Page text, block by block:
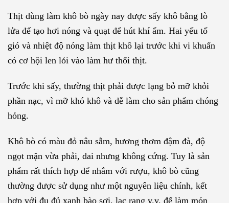
Thịt dùng làm khô bò ngày nay được sấy khô bằng lò
lửa để tạo hơi nóng và quạt để hút khí ẩm. Hai yếu tố
gió và nhiệt độ nóng làm thịt khô lại trước khi vi khuẩn
có cơ hội len lỏi vào làm hư thối thịt.
Trước khi sấy, thường thịt phải được lạng bỏ mỡ khỏi
phần nạc, vì mỡ khó khô và dễ làm cho sản phẩm chóng
hỏng.
Khô bò có màu đỏ nâu sẫm, hương thơm đậm đà, độ
ngọt mặn vừa phải, dai nhưng không cứng. Tuy là sản
phẩm rất thích hợp để nhắm với rượu, khô bò cũng
thường được sử dụng như một nguyên liệu chính, kết
hợp với đu đủ xanh bào sợi, lạc rang v.v. để làm món